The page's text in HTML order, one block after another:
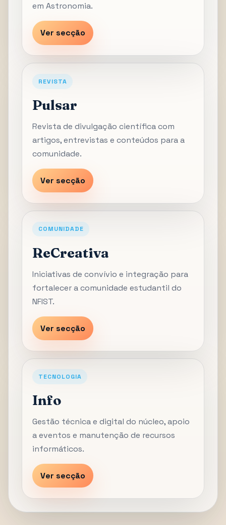
em Astronomia.
Ver secção
REVISTA
Pulsar
Revista de divulgação científica com
artigos, entrevistas e conteúdos para a
comunidade.
Ver secção
COMUNIDADE
ReCreativa
Iniciativas de convívio e integração para
fortalecer a comunidade estudantil do
NFIST.
Ver secção
TECNOLOGIA
Info
Gestão técnica e digital do núcleo, apoio
a eventos e manutenção de recursos
informáticos.
Ver secção